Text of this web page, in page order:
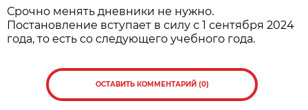
Срочно менять дневники не нужно.
Постановление вступает в силу с 1 сентября 2024
года, то есть со следующего учебного года.
ОСТАВИТЬ КОММЕНТАРИЙ (0)